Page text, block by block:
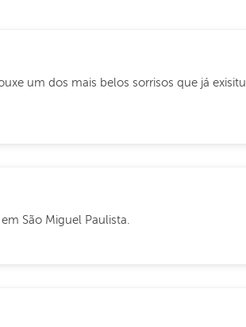
um dos mais belos sorrisos que já exisitu
São Miguel Paulista.